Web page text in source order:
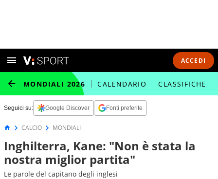
ACCEDI
MONDIALI 2026 CALENDARIO CLASSIFICHE
Seguici su: Google Discover Fonti preferite
CALCIO MONDIALI
Inghilterra, Kane: "Non è stata la
nostra miglior partita"
Le parole del capitano degli inglesi